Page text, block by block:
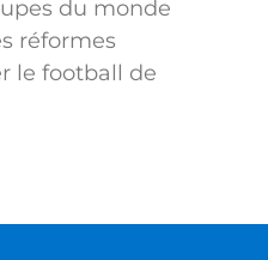
du monde
réformes
le football de